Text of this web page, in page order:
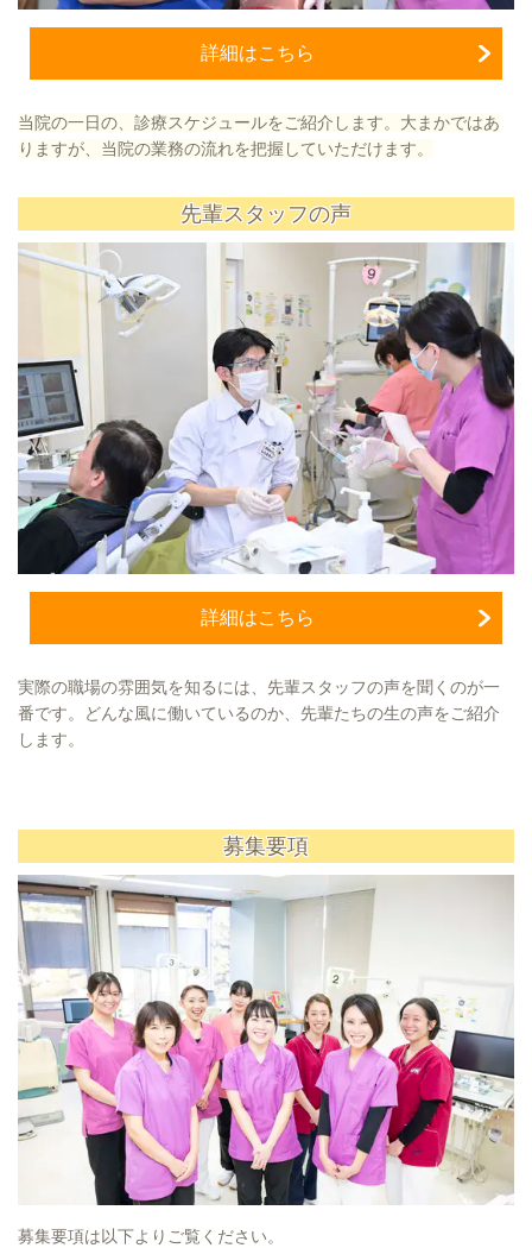
詳細はこちら
当院の一日の、診療スケジュールをご紹介します。大まかではあ
りますが、当院の業務の流れを把握していただけます。
先輩スタッフの声
詳細はこちら
実際の職場の雰囲気を知るには、先輩スタッフの声を聞くのが一
番です。どんな風に働いているのか、先輩たちの生の声をご紹介
します。
募集要項
募集要項は以下よりご覧ください。